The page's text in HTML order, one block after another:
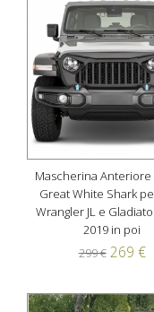
Mascherina Anteriore
Great White Shark
Wrangler JL e
2019 in poi
299 € 269 €